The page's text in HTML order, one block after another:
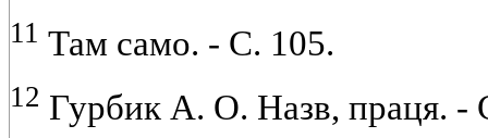
11 Там само. - С. 105.
12 Гурбик А. О. Назв, праця. -